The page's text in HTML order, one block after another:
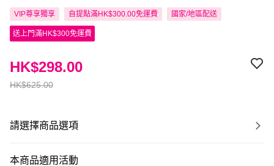
VIP尊享獨享 自提點滿HK$300.00免運費 國家/地區配送
送上門滿HK$300免運費
HK$625.00
HK$298.00
請選擇商品選項
本商品適用活動